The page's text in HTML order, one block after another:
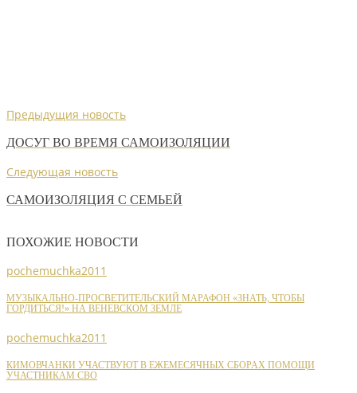
Предыдущия новость
ДОСУГ ВО ВРЕМЯ САМОИЗОЛЯЦИИ
Следующая новость
САМОИЗОЛЯЦИЯ С СЕМЬЕЙ
ПОХОЖИЕ НОВОСТИ
pochemuchka2011
МУЗЫКАЛЬНО-ПРОСВЕТИТЕЛЬСКИЙ МАРАФОН «ЗНАТЬ, ЧТОБЫ
ГОРДИТЬСЯ!» НА ВЕНЕВСКОМ ЗЕМЛЕ
pochemuchka2011
КИМОВЧАНКИ УЧАСТВУЮТ В ЕЖЕМЕСЯЧНЫХ СБОРАХ ПОМОЩИ
УЧАСТНИКАМ СВО